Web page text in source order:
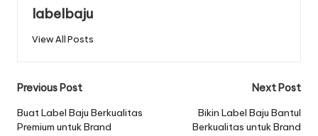
labelbaju
View All Posts
Post
navigation
Previous Post
Buat Label Baju Berkualitas
Premium untuk Brand
Next Post
Bikin Label Baju Bantul
Berkualitas untuk Brand